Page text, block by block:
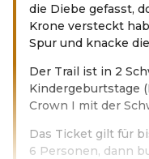
die Diebe gefasst,
Krone versteckt
Spur und knacke
Der Trail ist in 2
Kindergeburtstage
Crown I mit der
Das Ticket gilt für
6 Personen, dann